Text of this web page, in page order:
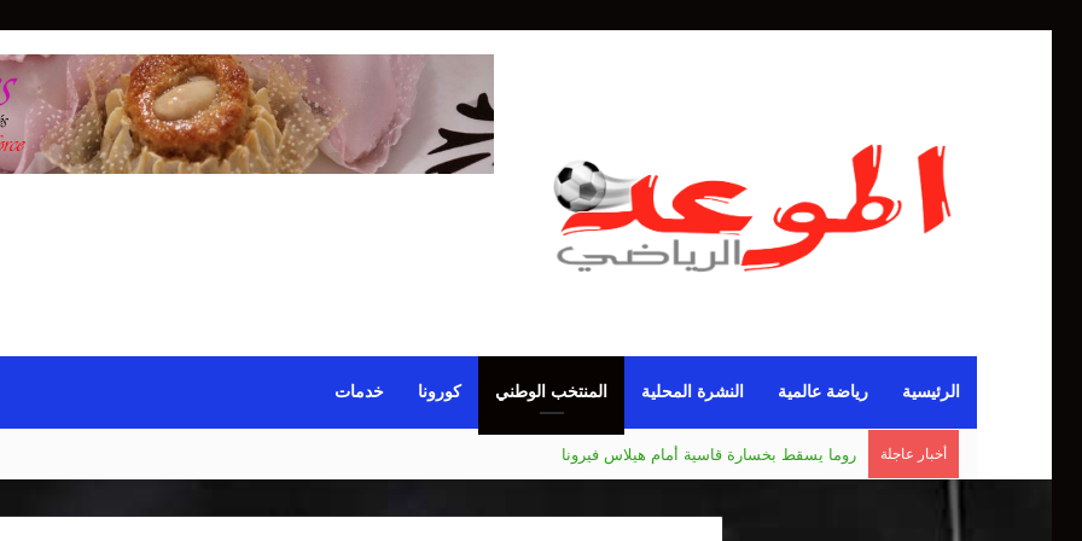
الرئيسية رياضة عالمية النشرة المحلية المنتخب الوطني كورونا خدمات
أخبار عاجلة مانشستر يونايتد يقدم أسوأ نسخة منذ 38 عاما